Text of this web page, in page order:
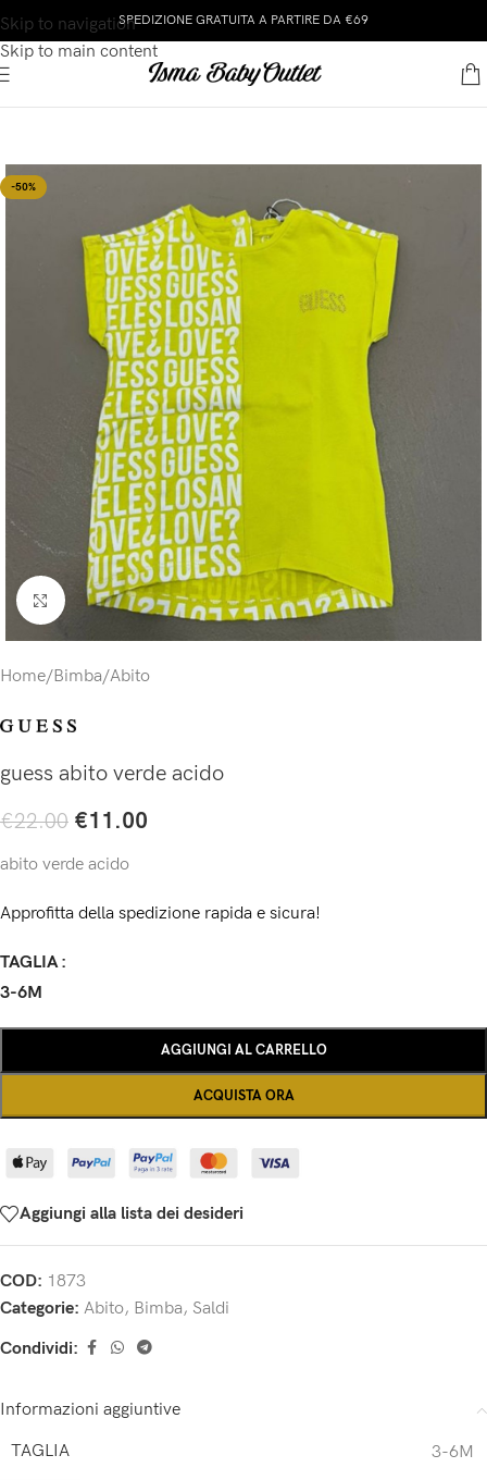
Skip to navigation
Skip to main content
SPEDIZIONE GRATUITA A PARTIRE DA €69
-50%
Click to enlarge
Home/Bimba/Abito
guess abito verde acido
€22.00 €11.00
abito verde acido
Approfitta della spedizione rapida e sicura!
TAGLIA
3-6M
AGGIUNGI AL CARRELLO
ACQUISTA ORA
Aggiungi alla lista dei desideri
COD: 1873
Categorie: Abito, Bimba, Saldi
Condividi:
Informazioni aggiuntive
TAGLIA
3-6M